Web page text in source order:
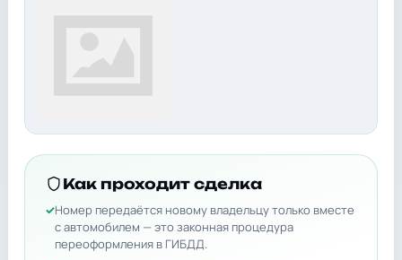
Как проходит сделка
Номер передаётся новому владельцу только вместе
с автомобилем — это законная процедура
переоформления в ГИБДД.